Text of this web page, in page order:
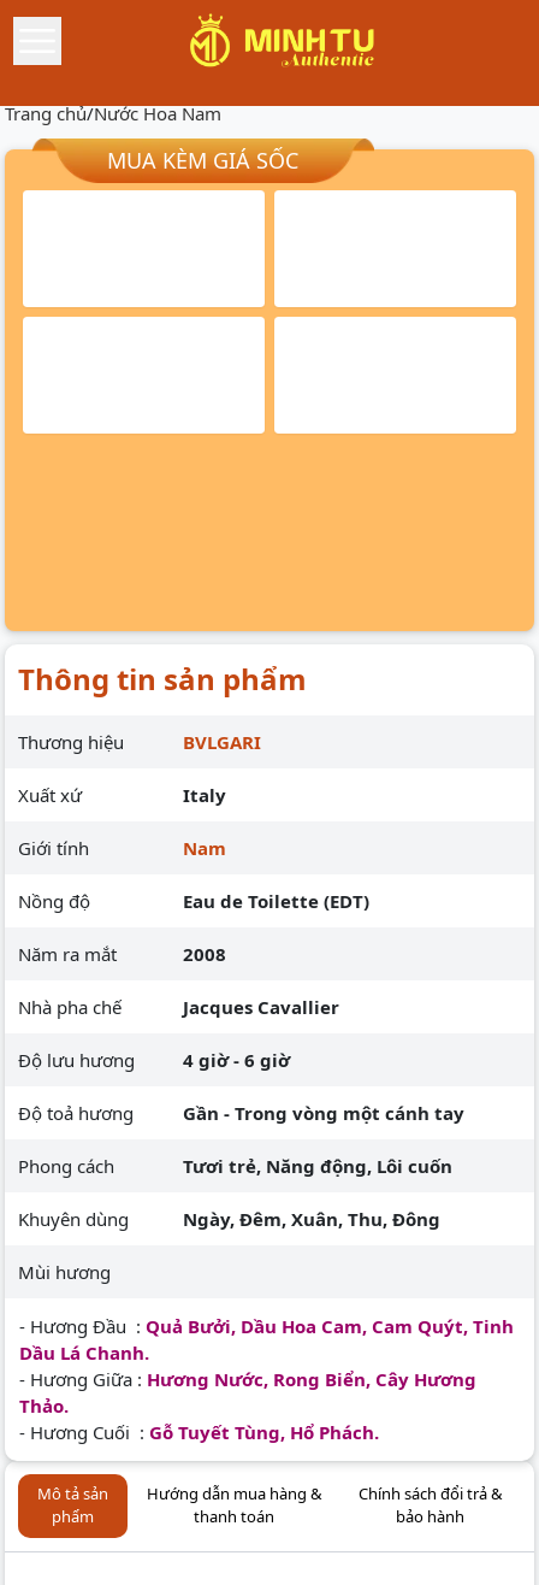
Trang chủ/Nước Hoa Nam
MUA KÈM GIÁ SỐC
Mô tả sản
phẩm
Hướng dẫn mua hàng &
thanh toán
Chính sách đổi trả &
bảo hành
Thông tin sản phẩm
Thương hiệu BVLGARI
Xuất xứ Italy
Giới tính Nam
Nồng độ Eau de Toilette (EDT)
Năm ra mắt 2008
Nhà pha chế Jacques Cavallier
Độ lưu hương 4 giờ - 6 giờ
Độ toả hương Gần - Trong vòng một cánh tay
Phong cách Tươi trẻ, Năng động, Lôi cuốn
Khuyên dùng Ngày, Đêm, Xuân, Thu, Đông
Mùi hương
- Hương Đầu : Quả Bưởi, Dầu Hoa Cam, Cam Quýt, Tinh
Dầu Lá Chanh.
- Hương Giữa : Hương Nước, Rong Biển, Cây Hương
Thảo.
- Hương Cuối : Gỗ Tuyết Tùng, Hổ Phách.